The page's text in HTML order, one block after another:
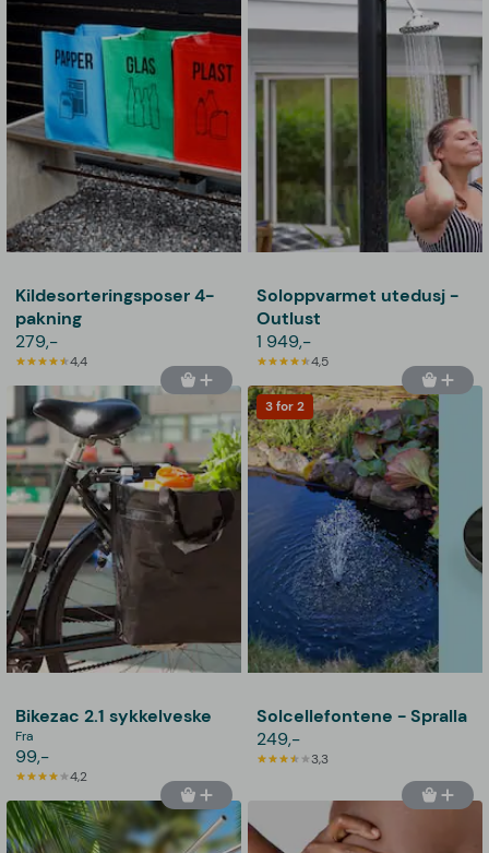
Kildesorteringsposer 4-
pakning
279,-
4,4
Soloppvarmet utedusj -
Outlust
1 949,-
4,5
Bikezac 2.1 sykkelveske
Fra
99,-
4,2
3 for 2
Solcellefontene - Spralla
249,-
3,3